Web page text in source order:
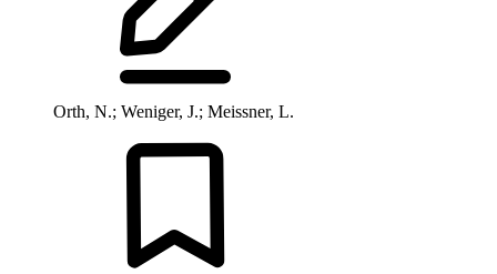
Orth, N.; Weniger, J.; Meissner, L.